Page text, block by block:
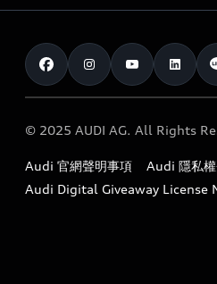
預約試駕 | 多元安心賞車
Audi 經銷商服務據點
myAudi TW app
定期保養
保固
召回案件查詢
訂閱電子報
與我聯繫
吹哨者制度
© 2025 AUDI AG. All Rights
Audi 官網聲明事項
Audi 隱私
Audi Digital Giveaway License